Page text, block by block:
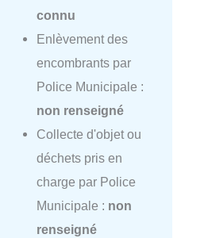
connu
Enlèvement des
encombrants par
Police Municipale :
non renseigné
Collecte d'objet ou
déchets pris en
charge par Police
Municipale : non
renseigné